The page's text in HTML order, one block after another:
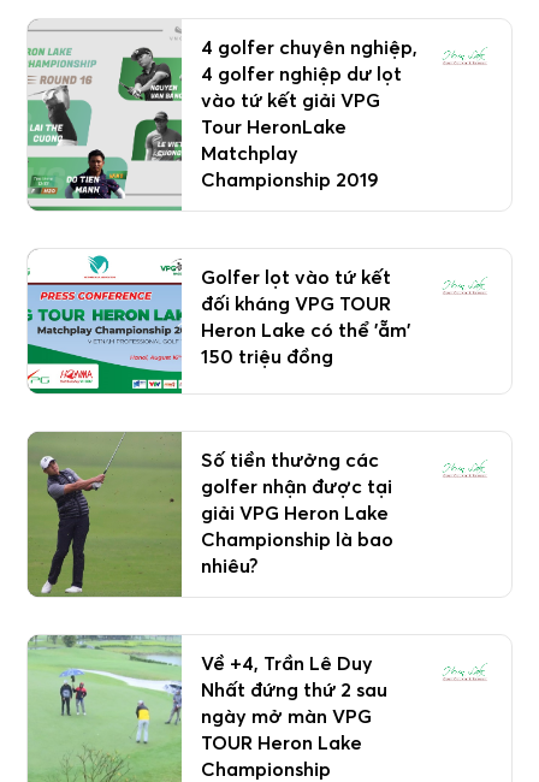
4 golfer chuyên nghiệp,
4 golfer nghiệp dư lọt
vào tứ kết giải VPG
Tour HeronLake
Matchplay
Championship 2019
Golfer lọt vào tứ kết
đối kháng VPG TOUR
Heron Lake có thể 'ẵm'
150 triệu đồng
Số tiền thưởng các
golfer nhận được tại
giải VPG Heron Lake
Championship là bao
nhiêu?
Về +4, Trần Lê Duy
Nhất đứng thứ 2 sau
ngày mở màn VPG
TOUR Heron Lake
Championship